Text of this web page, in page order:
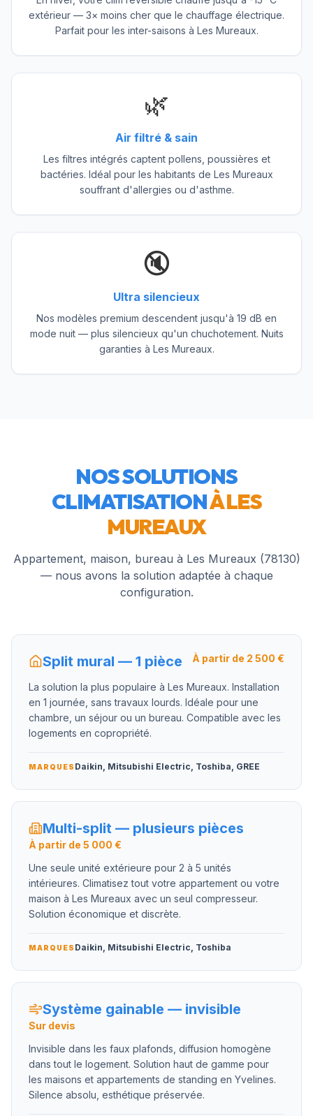
extérieur — 3× moins cher que le chauffage électrique.
Parfait pour les inter-saisons à Les Mureaux.
🌿
Air filtré & sain
Les filtres intégrés captent pollens, poussières et
bactéries. Idéal pour les habitants de Les Mureaux
souffrant d'allergies ou d'asthme.
🔇
Ultra silencieux
Nos modèles premium descendent jusqu'à 19 dB en
mode nuit — plus silencieux qu'un chuchotement. Nuits
garanties à Les Mureaux.
NOS SOLUTIONS
CLIMATISATIONÀLES
MUREAUX
Appartement, maison, bureau à Les Mureaux(78130)
— nous avons la solution adaptée à chaque
configuration.
Split mural — 1 pièce À partir de 2 500 €
La solution la plus populaire à Les Mureaux. Installation
en 1 journée, sans travaux lourds. Idéale pour une
chambre, un séjour ou un bureau. Compatible avec les
logements en copropriété.
MARQUES Daikin, Mitsubishi Electric, Toshiba, GREE
Multi-split — plusieurs pièces
À partir de 5 000 €
Une seule unité extérieure pour 2 à 5 unités
intérieures. Climatisez tout votre appartement ou votre
maison à Les Mureaux avec un seul compresseur.
Solution économique et discrète.
MARQUES Daikin, Mitsubishi Electric, Toshiba
Système gainable — invisible
Sur devis
Invisible dans les faux plafonds, diffusion homogène
dans tout le logement. Solution haut de gamme pour
les maisons et appartements de standing en Yvelines.
Silence absolu, esthétique préservée.